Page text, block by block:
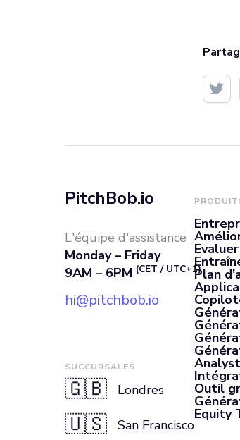
PitchBob.io
L'équipe d'assistance
Monday – Friday
9AM – 6PM (CET / UTC+1)
hi@pitchbob.io
SUCCURSALES
🇬🇧 Londres
🇺🇸 San Francisco
Evaluer
Plan
Outil
Equity